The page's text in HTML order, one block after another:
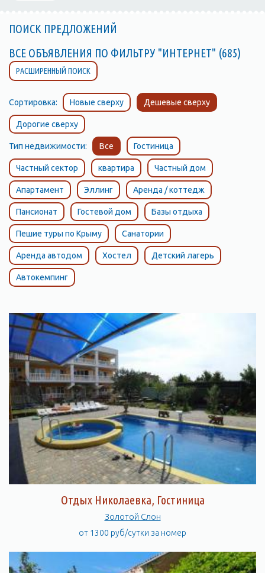
ПОИСК ПРЕДЛОЖЕНИЙ
ВСЕ ОБЪЯВЛЕНИЯ ПО ФИЛЬТРУ "ИНТЕРНЕТ" (685)
РАСШИРЕННЫЙ ПОИСК
Сортировка: Новые сверху Дешевые сверху
Дорогие сверху
Тип недвижимости: Все Гостиница
Частный сектор квартира Частный дом
Апартамент Эллинг Аренда / коттедж
Пансионат Гостевой дом Базы отдыха
Пешие туры по Крыму Санатории
Аренда автодом Хостел Детский лагерь
Автокемпинг
Отдых Николаевка, Гостиница
Золотой Слон
от 1300 руб/сутки за номер